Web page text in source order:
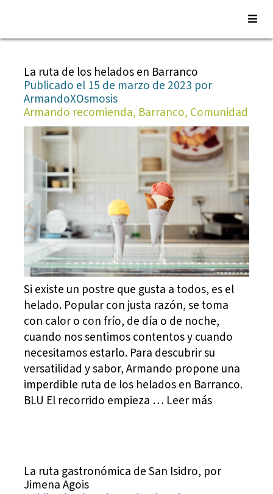
Saltar
contenidoLa ruta de los helados en Barranco
Publicado el 15 de marzo de 2023 por
ArmandoXOsmosis
Armando recomienda, Barranco, Comunidad
Si existe un postre que gusta a todos, es el
helado. Popular con justa razón, se toma
con calor o con frío, de día o de noche,
cuando nos sentimos contentos y cuando
necesitamos estarlo. Para descubrir su
versatilidad y sabor, Armando propone una
imperdible ruta de los helados en Barranco.
BLU El recorrido empieza … Leer más
La ruta gastronómica de San Isidro, por
Jimena Agois